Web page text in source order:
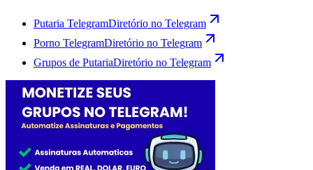
Putaria TelegramDiretório no Telegram
Porno TelegramDiretório no Telegram
Grupos de PutariaDiretório no Telegram